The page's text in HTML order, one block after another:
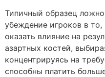
Типичный образец
убеждение игроков в
оказать влияние на
азартных костей,
концентрируясь на
способны платить